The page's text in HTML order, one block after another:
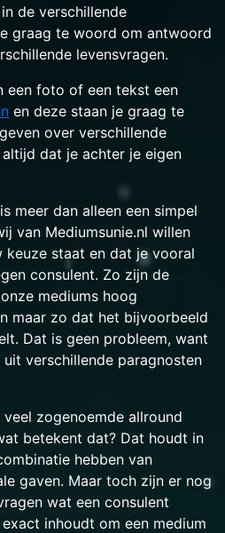
de verschillende
graag te woord om antwoord
levensvragen.
een foto of een tekst een
en deze staan je graag te
over verschillende
dat je achter je eigen
meer dan alleen een simpel
van Mediumsunie.nl willen
staat en dat je vooral
consulent. Zo zijn de
mediums hoog
maar zo dat het bijvoorbeeld
Dat is geen probleem, want
verschillende paragnosten
zogenoemde allround
betekent dat? Dat houdt in
hebben van
gaven. Maar toch zijn er nog
wat een consulent
inhoudt om een medium